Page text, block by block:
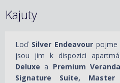
Kajuty
Loď Silver Endeavour pojme
jsou jim k dispozici
Deluxe a Premium
Signature Suite,